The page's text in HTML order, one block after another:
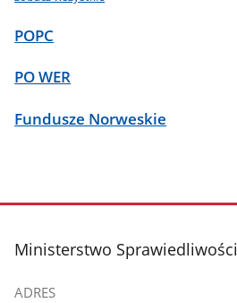
POPC
PO WER
Fundusze Norweskie
stopka
Ministerstwo Sprawiedliwości
ADRES